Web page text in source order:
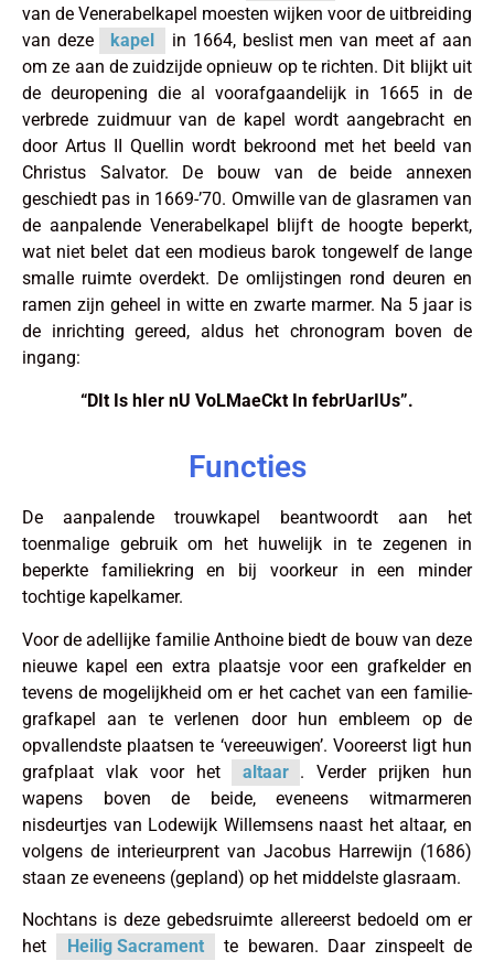
van de Venerabelkapel moesten wijken voor de uitbreiding
van deze
kapel
in 1664, beslist men van meet af aan
om ze aan de zuidzijde opnieuw op te richten. Dit blijkt uit
de deuropening die al voorafgaandelijk in 1665 in de
verbrede zuidmuur van de kapel wordt aangebracht en
door Artus II Quellin wordt bekroond met het beeld van
Christus Salvator. De bouw van de beide annexen
geschiedt pas in 1669-’70. Omwille van de glasramen van
de aanpalende Venerabelkapel blijft de hoogte beperkt,
wat niet belet dat een modieus barok tongewelf de lange
smalle ruimte overdekt. De omlijstingen rond deuren en
ramen zijn geheel in witte en zwarte marmer. Na 5 jaar is
de inrichting gereed, aldus het chronogram boven de
ingang:
“DIt Is hIer nU VoLMaeCkt In febrUarIUs”.
Functies
De aanpalende trouwkapel beantwoordt aan het
toenmalige gebruik om het huwelijk in te zegenen in
beperkte familiekring en bij voorkeur in een minder
tochtige kapelkamer.
Voor de adellijke familie Anthoine biedt de bouw van deze
nieuwe kapel een extra plaatsje voor een grafkelder en
tevens de mogelijkheid om er het cachet van een familie-
grafkapel aan te verlenen door hun embleem op de
opvallendste plaatsen te ‘vereeuwigen’. Vooreerst ligt hun
grafplaat vlak voor het
altaar . Verder prijken hun
wapens boven de beide, eveneens witmarmeren
nisdeurtjes van Lodewijk Willemsens naast het altaar, en
volgens de interieurprent van Jacobus Harrewijn (1686)
staan ze eveneens (gepland) op het middelste glasraam.
Nochtans is deze gebedsruimte allereerst bedoeld om er
het
Heilig Sacrament
te bewaren. Daar zinspeelt de